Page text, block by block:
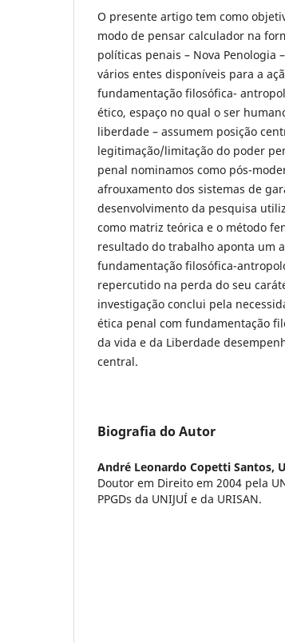
O presente artigo tem como
modo de pensar calculador na
políticas penais – Nova Penologia
vários entes disponíveis para a
fundamentação filosófica-
ético, espaço no qual o ser
liberdade – assumem posição
legitimação/limitação do poder
penal nominamos como pós-
afrouxamento dos sistemas de
desenvolvimento da pesquisa
como matriz teórica e o método
resultado do trabalho aponta um
fundamentação filosófica-
repercutido na perda do seu
investigação conclui pela
ética penal com fundamentação
da vida e da Liberdade
central.
Biografia do Autor
André Leonardo Copetti Santos,
Doutor em Direito em 2004 pela
PPGDs da UNIJUÍ e da URISAN.